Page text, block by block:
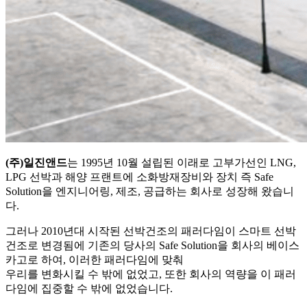
(주)일진앤드는 1995년 10월 설립된 이래로 고부가선인 LNG,
LPG 선박과 해양 프랜트에 소화방재장비와 장치 즉 Safe
Solution을 엔지니어링, 제조, 공급하는 회사로 성장해 왔습니
다.
그러나 2010년대 시작된 선박건조의 패러다임이 스마트 선박
건조로 변경됨에 기존의 당사의 Safe Solution을 회사의 베이스
카고로 하여, 이러한 패러다임에 맞춰
우리를 변화시킬 수 밖에 없었고, 또한 회사의 역량을 이 패러
다임에 집중할 수 밖에 없었습니다.